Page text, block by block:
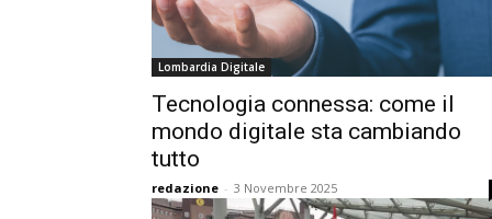
Lombardia Digitale
Tecnologia connessa: come il
mondo digitale sta cambiando
tutto
redazione - 3 Novembre 2025